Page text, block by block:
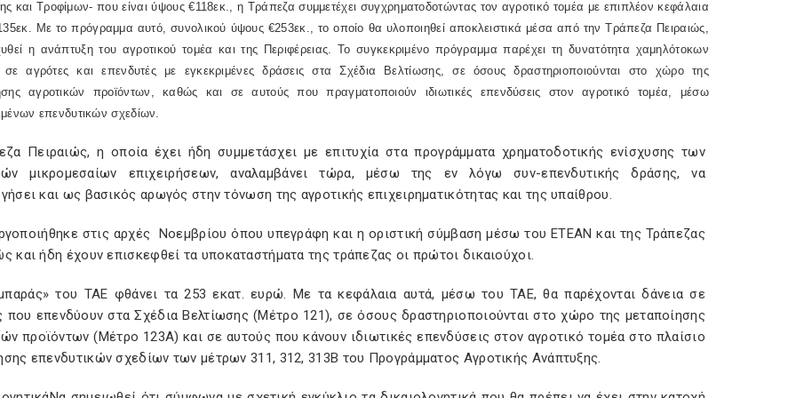
και Τροφίμων- που είναι ύψους €118εκ., η Τράπεζα συμμετέχει συγχρηματοδοτώντας τον αγροτικό τομέα με επιπλέον κεφάλαια
Με το πρόγραμμα αυτό, συνολικού ύψους €253εκ., το οποίο θα υλοποιηθεί αποκλειστικά μέσα από την Τράπεζα Πειραιώς,
η ανάπτυξη του αγροτικού τομέα και της Περιφέρειας. Το συγκεκριμένο πρόγραμμα παρέχει τη δυνατότητα χαμηλότοκων
σε αγρότες και επενδυτές με εγκεκριμένες δράσεις στα Σχέδια Βελτίωσης, σε όσους δραστηριοποιούνται στο χώρο της
αγροτικών προϊόντων, καθώς και σε αυτούς που πραγματοποιούν ιδιωτικές επενδύσεις στον αγροτικό τομέα, μέσω
επενδυτικών σχεδίων.
Πειραιώς, η οποία έχει ήδη συμμετάσχει με επιτυχία στα προγράμματα χρηματοδοτικής ενίσχυσης των
μικρομεσαίων επιχειρήσεων, αναλαμβάνει τώρα, μέσω της εν λόγω συν-επενδυτικής δράσης, να
και ως βασικός αρωγός στην τόνωση της αγροτικής επιχειρηματικότητας και της υπαίθρου.
στις αρχές Νοεμβρίου όπου υπεγράφη και η οριστική σύμβαση μέσω του ΕΤΕΑΝ και της Τράπεζας
και ήδη έχουν επισκεφθεί τα υποκαταστήματα της τράπεζας οι πρώτοι δικαιούχοι.
του ΤΑΕ φθάνει τα 253 εκατ. ευρώ. Με τα κεφάλαια αυτά, μέσω του ΤΑΕ, θα παρέχονται δάνεια σε
που επενδύουν στα Σχέδια Βελτίωσης (Μέτρο 121), σε όσους δραστηριοποιούνται στο χώρο της μεταποίησης
προϊόντων (Μέτρο 123Α) και σε αυτούς που κάνουν ιδιωτικές επενδύσεις στον αγροτικό τομέα στο πλαίσιο
επενδυτικών σχεδίων των μέτρων 311, 312, 313Β του Προγράμματος Αγροτικής Ανάπτυξης.